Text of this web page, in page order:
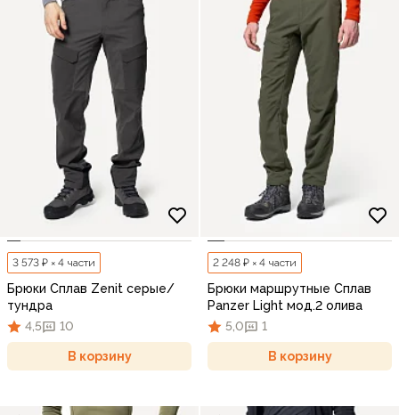
3 573 ₽ × 4 части
Брюки Сплав Zenit серые/
тундра
4,5
10
В корзину
2 248 ₽ × 4 части
Брюки маршрутные Сплав
Panzer Light мод.2 олива
5,0
1
В корзину